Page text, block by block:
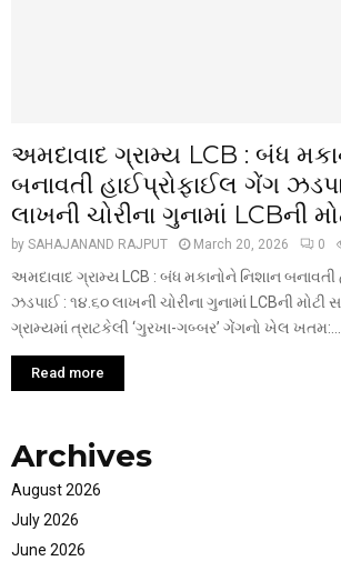
અમદાવાદ ગ્રામ્ય LCB : બંધ
બનાવતી હાઈપ્રોફાઈલ ગેંગ
લાખની ચોરીના ગુનામાં LCBની
by SAHAJANAND RAJPUT March 20, 2026 0
અમદાવાદ ગ્રામ્ય LCB : બંધ મકાનોને નિશાન
ઝડપાઈ : ૧૪.૬૦ લાખની ચોરીના ગુનામાં LCBની મોટી
ગ્રામ્યમાં ત્રાટકેલી ‘ગુરખા-ગબ્બર’ ગેંગનો ખેલ ખતમ:...
Read more
Archives
August 2026
July 2026
June 2026